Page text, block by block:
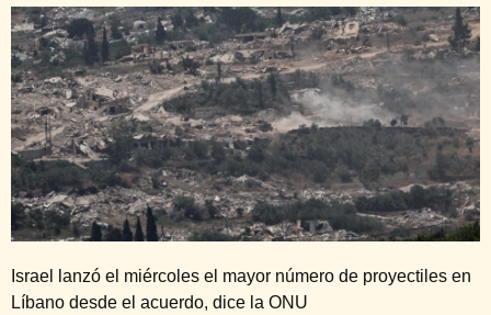
Israel lanzó el miércoles el mayor número de proyectiles en
Líbano desde el acuerdo, dice la ONU